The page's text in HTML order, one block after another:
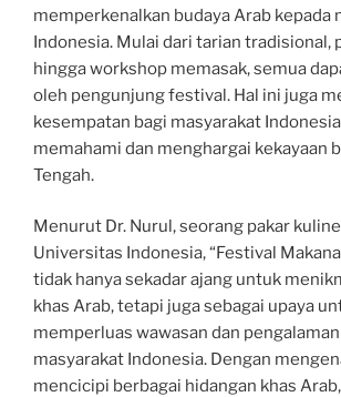
memperkenalkan budaya Arab kepada
Indonesia. Mulai dari tarian tradisional,
hingga workshop memasak, semua
oleh pengunjung festival. Hal ini juga
kesempatan bagi masyarakat
memahami dan menghargai kekayaan
Tengah.
Menurut Dr. Nurul, seorang pakar
Universitas Indonesia, “Festival
tidak hanya sekadar ajang untuk
khas Arab, tetapi juga sebagai upaya
memperluas wawasan dan
masyarakat Indonesia. Dengan
mencicipi berbagai hidangan khas